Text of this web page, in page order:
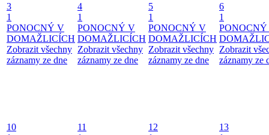
3
1
PONOCNÝ V
DOMAŽLICÍCH
Zobrazit všechny
záznamy ze dne
4
1
PONOCNÝ V
DOMAŽLICÍCH
Zobrazit všechny
záznamy ze dne
5
1
PONOCNÝ V
DOMAŽLICÍCH
Zobrazit všechny
záznamy ze dne
6
1
Zobrazit
záznamy ze
10
11
12
13